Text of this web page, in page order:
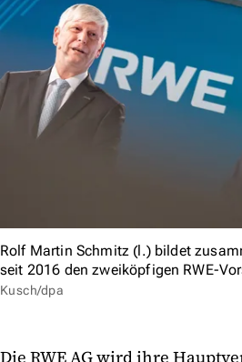
Rolf Martin Schmitz (l.) bildet
seit 2016 den zweiköpfigen RWE-
Kusch/dpa
Die RWE AG wird ihre